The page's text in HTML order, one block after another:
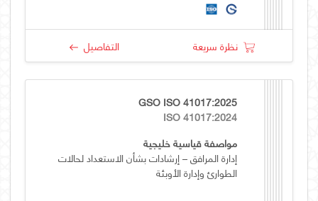
نظرة سريعة التفاصيل
GSO ISO 41017:2025
ISO 41017:2024
مواصفة قياسية خليجية
إدارة المرافق – إرشادات بشأن الاستعداد لحالات
الطوارئ وإدارة الأوبئة